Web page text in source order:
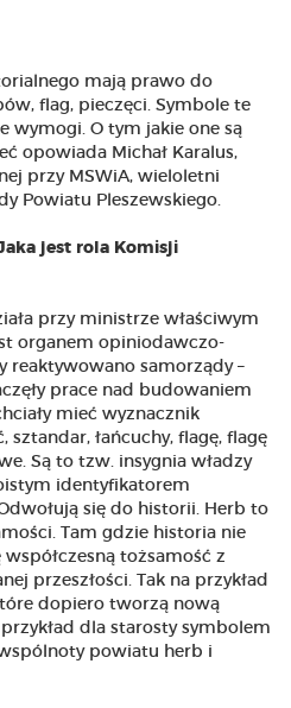
mają prawo do
flag, pieczęci. Symbole te
wymogi. O tym jakie one są
opowiada Michał Karalus,
przy MSWiA, wieloletni
Powiatu Pleszewskiego.
jest rola Komisji
przy ministrze właściwym
organem opiniodawczo-
reaktywowano samorządy –
prace nad budowaniem
mieć wyznacznik
sztandar, łańcuchy, flagę, flagę
Są to tzw. insygnia władzy
identyfikatorem
się do historii. Herb to
Tam gdzie historia nie
tożsamość z
przeszłości. Tak na przykład
dopiero tworzą nową
dla starosty symbolem
powiatu herb i